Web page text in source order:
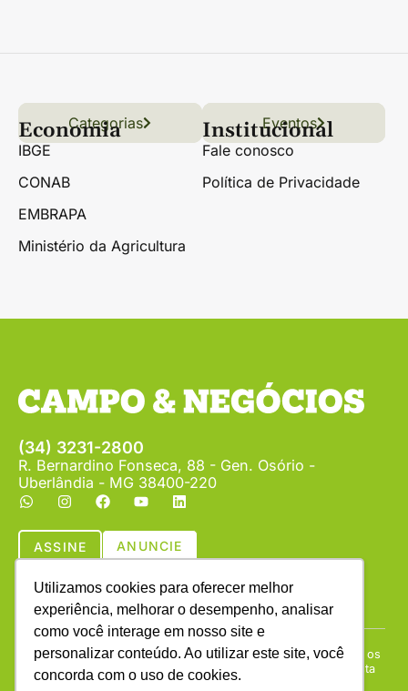
Utilizamos cookies para oferecer melhor
experiência, melhorar o desempenho, analisar
como você interage em nosso site e
personalizar conteúdo. Ao utilizar este site, você
concorda com o uso de cookies.
Links úteis
Conteúdo Grãos
Florestas Hortifrúti
Categorias Eventos
Economia
IBGE
CONAB
EMBRAPA
Ministério da Agricultura
Institucional
Fale conosco
Política de Privacidade
(34) 3231-2800
R. Bernardino Fonseca, 88 - Gen. Osório -
Uberlândia - MG 38400-220
ASSINE ANUNCIE
Copyright © (1990 - 2026) Revista Campo & Negócios. Todos os
direitos reservados. É proibida a reprodução do conteúdo desta
página em qualquer meio de comunicação, eletrônico ou